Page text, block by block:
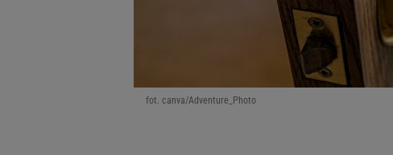
fot. canva/Adventure_Photo